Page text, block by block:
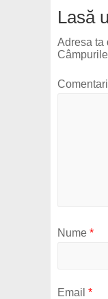
Lasă
Adresa ta
Nume *
Email *